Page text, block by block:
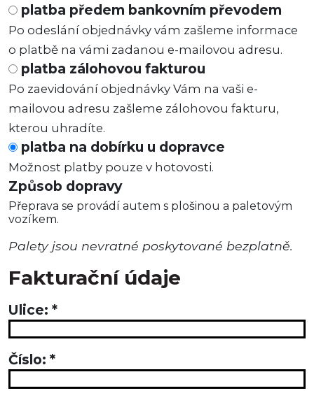
platba předem bankovním převodem
Po odeslání objednávky vám zašleme informace
o platbě na vámi zadanou e-mailovou adresu.
platba zálohovou fakturou
Po zaevidování objednávky Vám na vaši e-
mailovou adresu zašleme zálohovou fakturu,
kterou uhradíte.
platba na dobírku u dopravce
Možnost platby pouze v hotovosti.
Způsob dopravy
Přeprava se provádí autem s plošinou a paletovým
vozíkem.
Palety jsou nevratné poskytované bezplatně.
Fakturační údaje
Ulice: *
Číslo: *